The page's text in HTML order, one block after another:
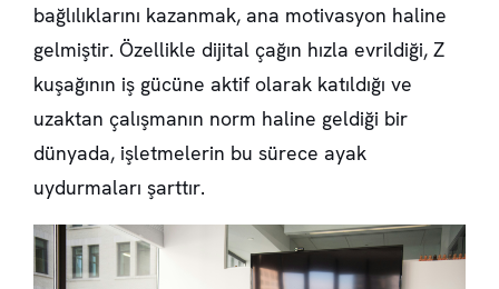
bağlılıklarını kazanmak, ana motivasyon haline
gelmiştir. Özellikle dijital çağın hızla evrildiği, Z
kuşağının iş gücüne aktif olarak katıldığı ve
uzaktan çalışmanın norm haline geldiği bir
dünyada, işletmelerin bu sürece ayak
uydurmaları şarttır.